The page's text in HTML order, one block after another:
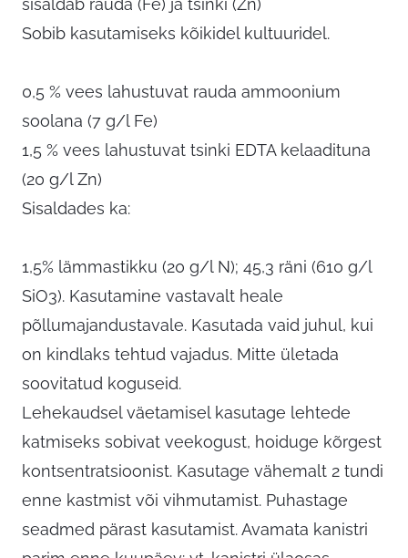
sisaldab rauda (Fe) ja tsinki (Zn)
Sobib kasutamiseks kõikidel kultuuridel.
0,5 % vees lahustuvat rauda ammoonium
soolana (7 g/l Fe)
1,5 % vees lahustuvat tsinki EDTA kelaadituna
(20 g/l Zn)
Sisaldades ka:
1,5% lämmastikku (20 g/l N); 45,3 räni (610 g/l
SiO3). Kasutamine vastavalt heale
põllumajandustavale. Kasutada vaid juhul, kui
on kindlaks tehtud vajadus. Mitte ületada
soovitatud koguseid.
Lehekaudsel väetamisel kasutage lehtede
katmiseks sobivat veekogust, hoiduge kõrgest
kontsentratsioonist. Kasutage vähemalt 2 tundi
enne kastmist või vihmutamist. Puhastage
seadmed pärast kasutamist. Avamata kanistri